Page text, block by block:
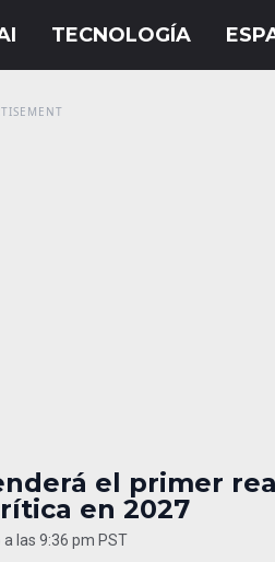
el primer
en 2027
las 9:36 pm PST